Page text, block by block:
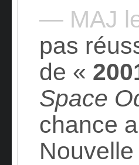
— MAJ
pas
de «
Space
chance